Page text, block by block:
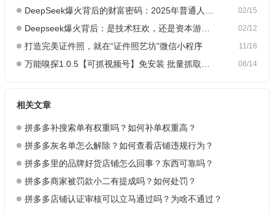
02/15
DeepSeek爆火背后的财富密码：2025年普通人如何抓住AI创业风口？
02/12
Deepseek爆火背后：是技术狂欢，还是资本游戏？
11/16
打造完美证件照，就在“证件照艺坊”微信小程序
08/14
万能嗅探1.0.5【可抓视频号】免安装 批量抓取媒体文件
相关文章
拼多多补搜索单有权重吗？如何补单权重高？
拼多多灰名单怎么解除？如何查看店铺违规行为？
拼多多里的品牌好货店铺怎么回事？东西可靠吗？
拼多多商家被罚款小二有提成吗？如何处罚？
拼多多店铺认证审核可以立马通过吗？为啥不通过？